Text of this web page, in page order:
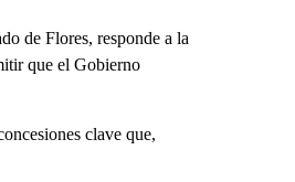
de Flores, responde a la
que el Gobierno
clave que,